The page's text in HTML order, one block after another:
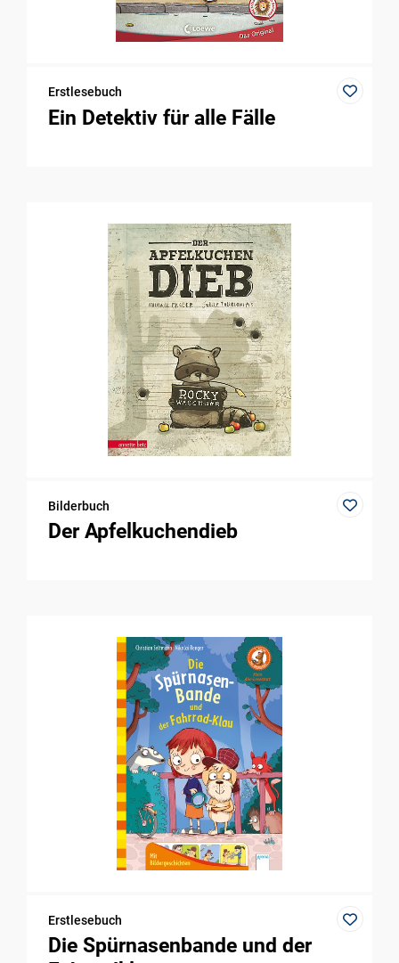
Erstlesebuch
Ein Detektiv für alle Fälle
Bilderbuch
Der Apfelkuchendieb
Erstlesebuch
Die Spürnasenbande und der